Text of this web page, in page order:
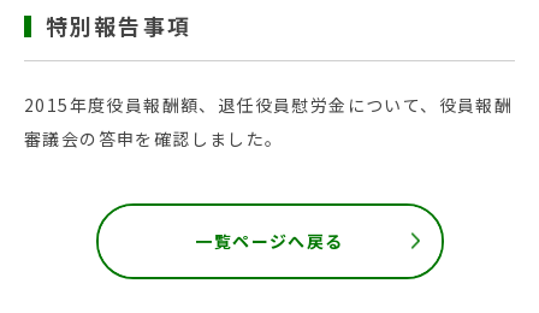
特別報告事項
2015年度役員報酬額、退任役員慰労金について、役員報酬
審議会の答申を確認しました。
一覧ページへ戻る